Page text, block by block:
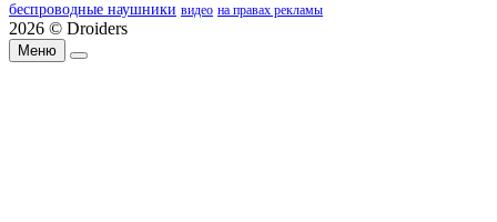
беспроводные наушники видео на правах рекламы
2026 © Droiders
Меню